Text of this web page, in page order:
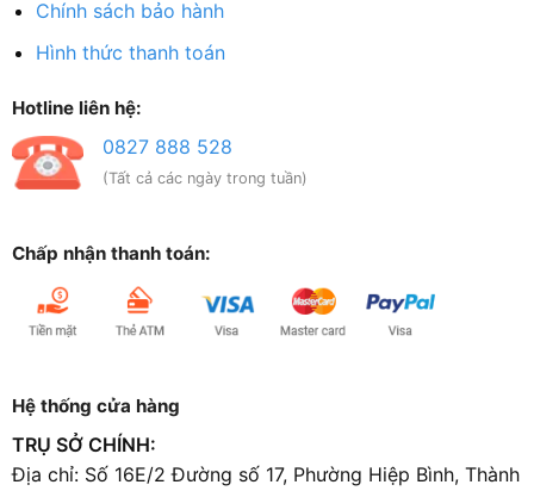
Chính sách bảo hành
Hình thức thanh toán
Hotline liên hệ:
0827 888 528
(Tất cả các ngày trong tuần)
Chấp nhận thanh toán:
Hệ thống cửa hàng
TRỤ SỞ CHÍNH:
Địa chỉ: Số 16E/2 Đường số 17, Phường Hiệp Bình, Thành